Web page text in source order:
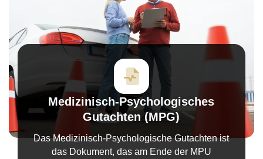
Medizinisch-Psychologisches
Gutachten (MPG)
Das Medizinisch-Psychologische Gutachten ist
das Dokument, das am Ende der MPU